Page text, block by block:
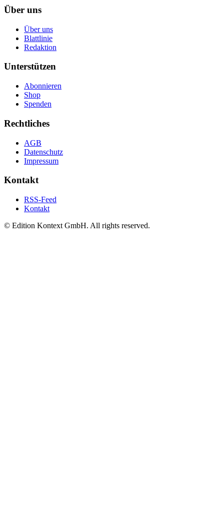
Über uns
Über uns
Blattlinie
Redaktion
Unterstützen
Abonnieren
Shop
Spenden
Rechtliches
AGB
Datenschutz
Impressum
Kontakt
RSS-Feed
Kontakt
© Edition Kontext GmbH. All rights reserved.